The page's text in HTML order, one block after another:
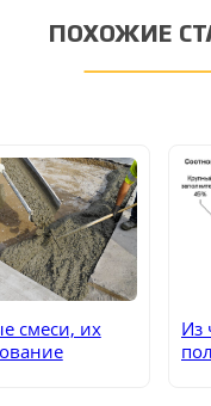
ПОХОЖИЕ
смеси, их
Из